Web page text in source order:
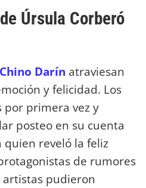
Úrsula Corberó
Darín atraviesan
y felicidad. Los
por primera vez y
posteo en su cuenta
reveló la feliz
de rumores
artistas pudieron